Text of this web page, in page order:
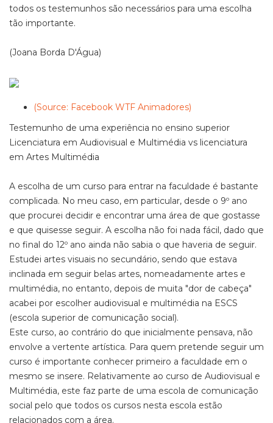
todos os testemunhos são necessários para uma escolha
tão importante.
(Joana Borda D'Água)
(Source: Facebook WTF Animadores)
Testemunho de uma experiência no ensino superior
Licenciatura em Audiovisual e Multimédia vs licenciatura
em Artes Multimédia
A escolha de um curso para entrar na faculdade é bastante
complicada. No meu caso, em particular, desde o 9º ano
que procurei decidir e encontrar uma área de que gostasse
e que quisesse seguir. A escolha não foi nada fácil, dado que
no final do 12º ano ainda não sabia o que haveria de seguir.
Estudei artes visuais no secundário, sendo que estava
inclinada em seguir belas artes, nomeadamente artes e
multimédia, no entanto, depois de muita "dor de cabeça"
acabei por escolher audiovisual e multimédia na ESCS
(escola superior de comunicação social).
Este curso, ao contrário do que inicialmente pensava, não
envolve a vertente artística. Para quem pretende seguir um
curso é importante conhecer primeiro a faculdade em o
mesmo se insere. Relativamente ao curso de Audiovisual e
Multimédia, este faz parte de uma escola de comunicação
social pelo que todos os cursos nesta escola estão
relacionados com a área.